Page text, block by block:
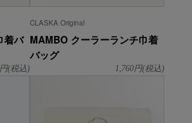
着バ
円(税込)
CLASKA Original
MAMBO クーラーランチ巾着
バッグ
1,760円(税込)